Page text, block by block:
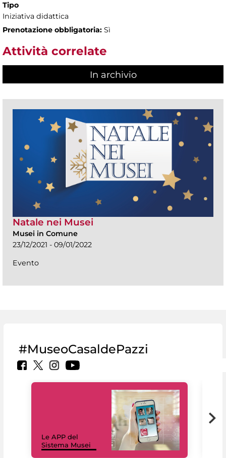
Tipo
Iniziativa didattica
Prenotazione obbligatoria: Sì
Attività correlate
In archivio
Natale nei Musei
Musei in Comune
23/12/2021 - 09/01/2022
Evento
#MuseoCasaldePazzi
Le APP del
Sistema Musei